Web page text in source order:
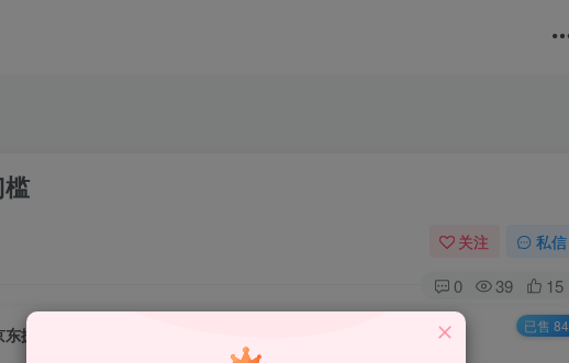
关注 私信
0 39 15
东掘金-单设备日收益300-500-日提-无门槛 已售 84